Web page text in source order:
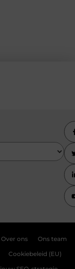
Over ons Ons team
Cookiebeleid (EU)